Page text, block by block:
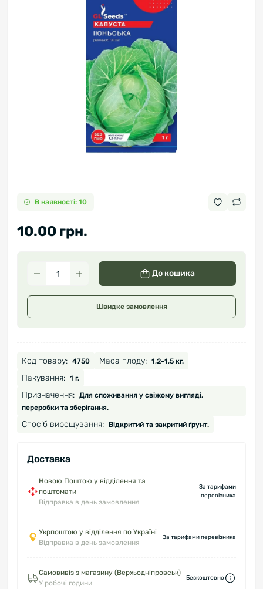
В наявності: 10
10.00 грн.
До кошика
Швидке замовлення
Код товару: 4750 Маса плоду: 1,2-1,5 кг.
Пакування: 1 г.
Призначення: Для споживання у свіжому вигляді,
переробки та зберігання.
Спосіб вирощування: Відкритий та закритий ґрунт.
Доставка
Новою Поштою у відділення та
поштомати
Відправка в день замовлення
За тарифами
перевізника
Укрпоштою у відділення по Україні
Відправка в день замовлення
За тарифами перевізника
Самовивіз з магазину (Верхьодніпровськ)
У робочі години
Безкоштовно